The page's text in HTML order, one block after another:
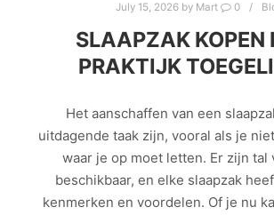
July 15, 2026by Mart 0
SLAAPZAK KOPEN
PRAKTIJK
Het aanschaffen van een
uitdagende taak zijn, vooral als je
waar je op moet letten. Er zijn tal
beschikbaar, en elke slaapzak
kenmerken en voordelen. Of je nu